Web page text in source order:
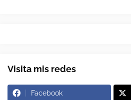
Visita mis redes
Facebook